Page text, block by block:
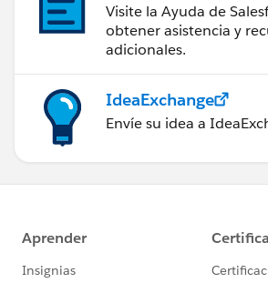
Visite la Ayuda de
obtener asistencia y
adicionales.
IdeaExchange
Envíe su idea a